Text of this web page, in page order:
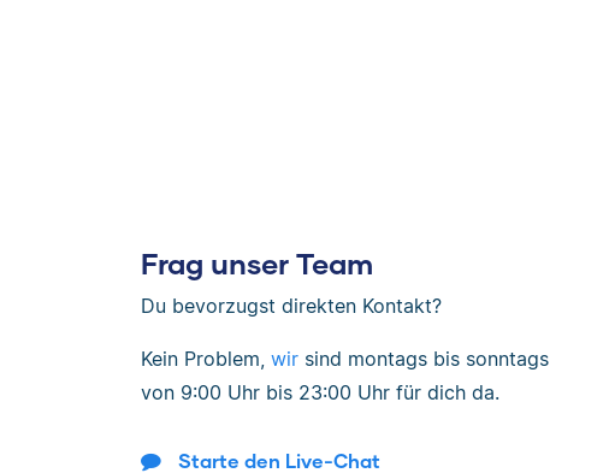
Frag unser Team
Du bevorzugst direkten Kontakt?
Kein Problem, wir sind montags bis sonntags
von 9:00 Uhr bis 23:00 Uhr für dich da.
Starte den Live-Chat